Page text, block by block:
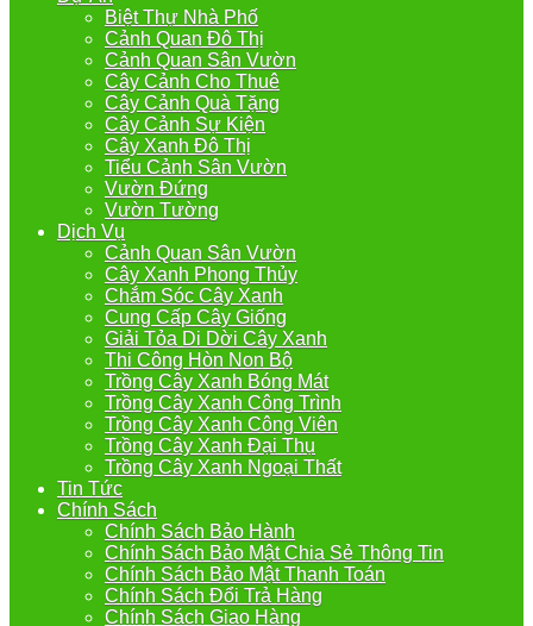
Biệt Thự Nhà Phố
Cảnh Quan Đô Thị
Cảnh Quan Sân Vườn
Cây Cảnh Cho Thuê
Cây Cảnh Quà Tặng
Cây Cảnh Sự Kiện
Cây Xanh Đô Thị
Tiểu Cảnh Sân Vườn
Vườn Đứng
Vườn Tường
Dịch Vụ
Cảnh Quan Sân Vườn
Cây Xanh Phong Thủy
Chắm Sóc Cây Xanh
Cung Cấp Cây Giống
Giải Tỏa Di Dời Cây Xanh
Thi Công Hòn Non Bộ
Trồng Cây Xanh Bóng Mát
Trồng Cây Xanh Công Trình
Trồng Cây Xanh Công Viên
Trồng Cây Xanh Đại Thụ
Trồng Cây Xanh Ngoại Thất
Tin Tức
Chính Sách
Chính Sách Bảo Hành
Chính Sách Bảo Mật Chia Sẻ Thông Tin
Chính Sách Bảo Mật Thanh Toán
Chính Sách Đổi Trả Hàng
Chính Sách Giao Hàng